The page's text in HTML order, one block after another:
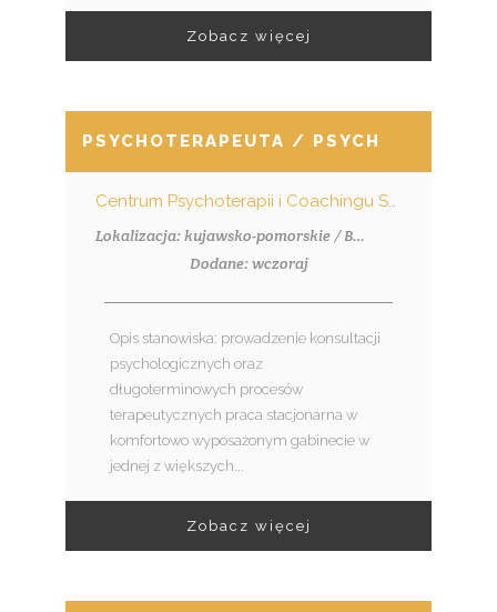
Zobacz więcej
PSYCHOTERAPEUTA /
Centrum Psychoterapii i Coachingu Synergia
Lokalizacja: kujawsko-pomorskie / Bydgoszcz
Dodane: wczoraj
Opis stanowiska: prowadzenie konsultacji
psychologicznych oraz
długoterminowych procesów
terapeutycznych praca stacjonarna w
komfortowo wyposażonym gabinecie w
jednej z większych...
Zobacz więcej